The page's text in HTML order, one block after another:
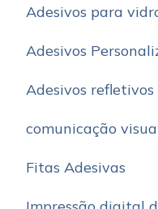
Adesivos para
Adesivos
Adesivos refletivos
comunicação
Fitas Adesivas